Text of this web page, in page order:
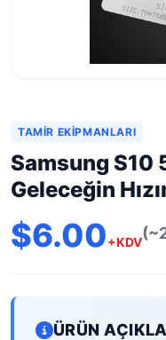
TAMIR EKIPMANLARI
Samsung S10
Geleceğin
$6.00+KDV
ÜRÜN